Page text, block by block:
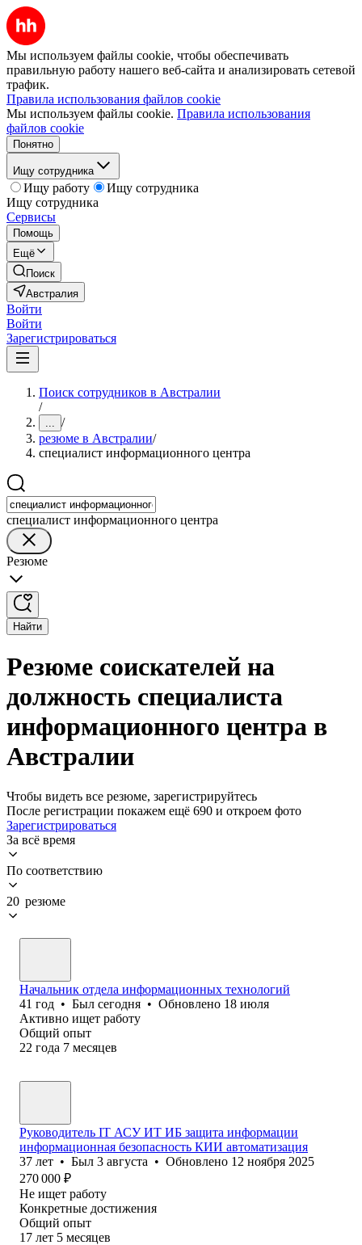
Мы используем файлы cookie, чтобы обеспечивать
правильную работу нашего веб-сайта и анализировать сетевой
трафик.
Правила использования файлов cookie
Мы используем файлы cookie. Правила использования
файлов cookie
Понятно
Ищу сотрудника
Ищу работу
Ищу сотрудника
Ищу сотрудника
Сервисы
Помощь
Ещё
Поиск
Австралия
Войти
Войти
Зарегистрироваться
Поиск сотрудников в Австралии
/
... /
резюме в Австралии/
специалист информационного центра
специалист информационного центра
Резюме
Найти
Резюме соискателей на
должность специалиста
информационного центра в
Австралии
Чтобы видеть все резюме, зарегистрируйтесь
После регистрации покажем ещё 690 и откроем фото
Зарегистрироваться
За всё время
По соответствию
20 резюме
Начальник отдела информационных технологий
41 год • Был сегодня • Обновлено 18 июля
Активно ищет работу
Общий опыт
22 года 7 месяцев
Руководитель IT АСУ ИТ ИБ защита информации
информационная безопасность КИИ автоматизация
37 лет • Был 3 августа • Обновлено 12 ноября 2025
270 000 ₽
Не ищет работу
Конкретные достижения
Общий опыт
17 лет 5 месяцев